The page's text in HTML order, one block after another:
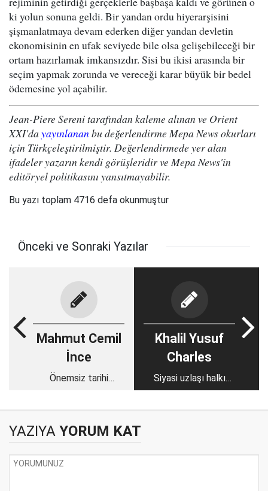
ki yolun sonuna geldi. Bir yandan ordu hiyerarşisini
şişmanlatmaya devam ederken diğer yandan devletin
ekonomisinin en ufak seviyede bile olsa gelişebileceği bir
ortam hazırlamak imkansızdır. Sisi bu ikisi arasında bir
seçim yapmak zorunda ve vereceği karar büyük bir bedel
ödemesine yol açabilir.
Jean-Piere Sereni tarafından kaleme alınan ve Orient
XXI'da yayınlanan bu değerlendirme Mepa News okurları
için Türkçeleştirilmiştir. Değerlendirmede yer alan
ifadeler yazarın kendi görüşleridir ve Mepa News'in
editöryel politikasını yansıtmayabilir.
Bu yazı toplam 4716 defa okunmuştur
Önceki ve Sonraki Yazılar
Mahmut Cemil
İnce
Önemsiz tarihi
Khalil Yusuf
Charles
Siyasi uzlaşı halkı
tatmin etmedi: Sudan
YAZIYA YORUM KAT